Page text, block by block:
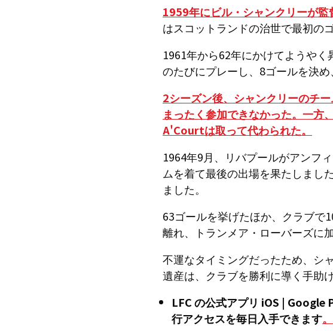
1959年にビル・シャンクリーが
はスコットランドの治世で最初の
1961年から62年にかけてようや
のたびにプレーし、8ゴールを決め
2シーズン後、シャンクリーのチ
まったく参加できなかった。一方
A'Courtは取って代わられた。
1964年9月、リバプールがアンフ
ムを着て最後の出場を果たしまし
ました。
63ゴールを挙げたほか、クラブで
離れ、トランメア・ローバーズに
不運なタイミングだったため、シ
遺産は、クラブを勝利に導く手助
LFC の公式アプリ iOS | Google
行アクセスを毎日入手できます。